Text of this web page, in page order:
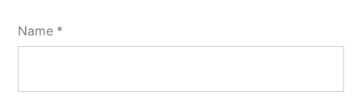
Name *